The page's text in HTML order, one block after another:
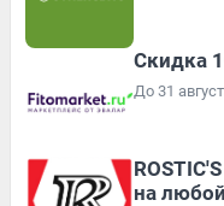
Скидка
До 31
на